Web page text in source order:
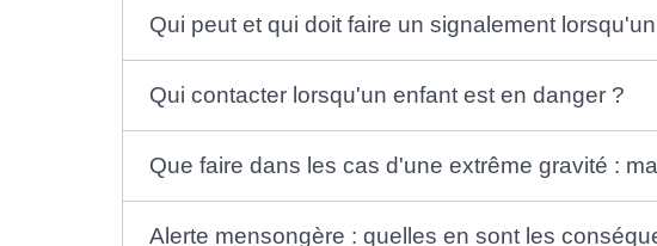
Qui peut et qui doit faire un signalement
Qui contacter lorsqu'un enfant est en danger ?
Que faire dans les cas d'une extrême gravité :
Alerte mensongère : quelles en sont les